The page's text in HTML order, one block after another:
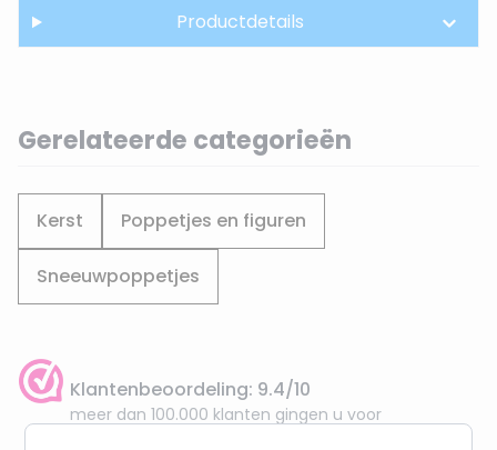
Productdetails
Gerelateerde categorieën
Kerst Poppetjes en figuren
Sneeuwpoppetjes
Klantenbeoordeling: 9.4/10
meer dan 100.000 klanten gingen u voor